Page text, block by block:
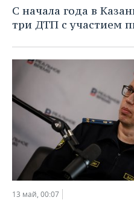
ФИГУРНОЕ КАТАНИЕ
ХОККЕЙ С МЯЧОМ
МЕДИЦИНА
ПРОИСШЕСТВИЯ
С начала года в
три ДТП с участием
13 май, 00:07